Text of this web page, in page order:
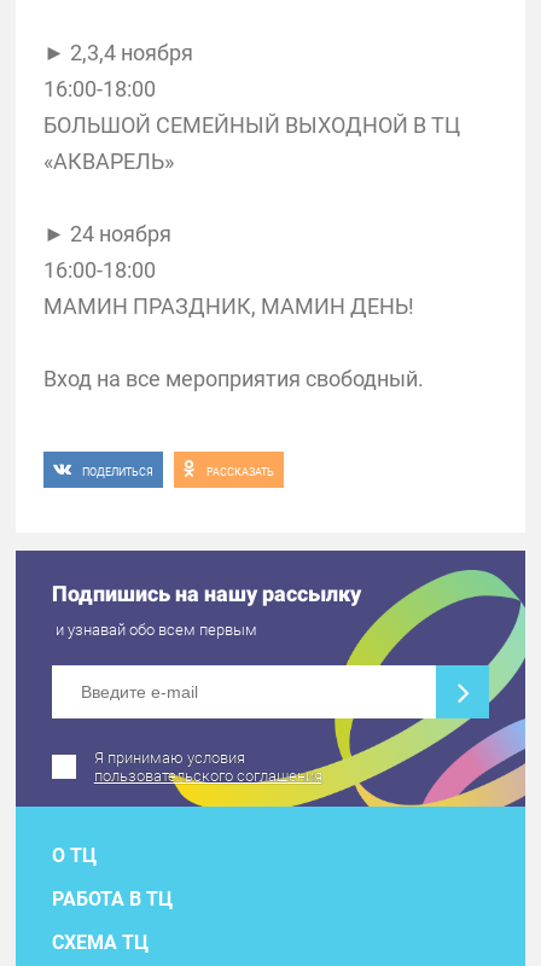
► 2,3,4 ноября
16:00-18:00
БОЛЬШОЙ СЕМЕЙНЫЙ ВЫХОДНОЙ В ТЦ
«АКВАРЕЛЬ»
► 24 ноября
16:00-18:00
МАМИН ПРАЗДНИК, МАМИН ДЕНЬ!
Вход на все мероприятия свободный.
ПОДЕЛИТЬСЯ РАССКАЗАТЬ
Подпишись на нашу рассылку
и узнавай обо всем первым
Я принимаю условия
пользовательского соглашения
О ТЦ
РАБОТА В ТЦ
СХЕМА ТЦ